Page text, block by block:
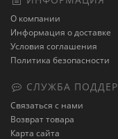
О компании
Информация о доставке
Условия соглашения
Политика безопасности
СЛУЖБА
Связаться с нами
Возврат товара
Карта сайта